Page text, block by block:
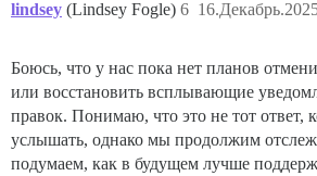
lindsey (Lindsey Fogle) 6
Боюсь, что у нас пока нет планов
или восстановить всплывающие
правок. Понимаю, что это не тот ответ,
услышать, однако мы продолжим
подумаем, как в будущем лучше